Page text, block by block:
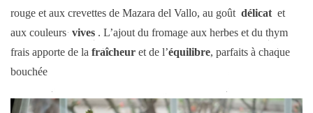
rouge et aux crevettes de Mazara del Vallo, au goût délicat et
aux couleurs vives . L’ajout du fromage aux herbes et du thym
frais apporte de la fraîcheur et de l’équilibre, parfaits à chaque
bouchée